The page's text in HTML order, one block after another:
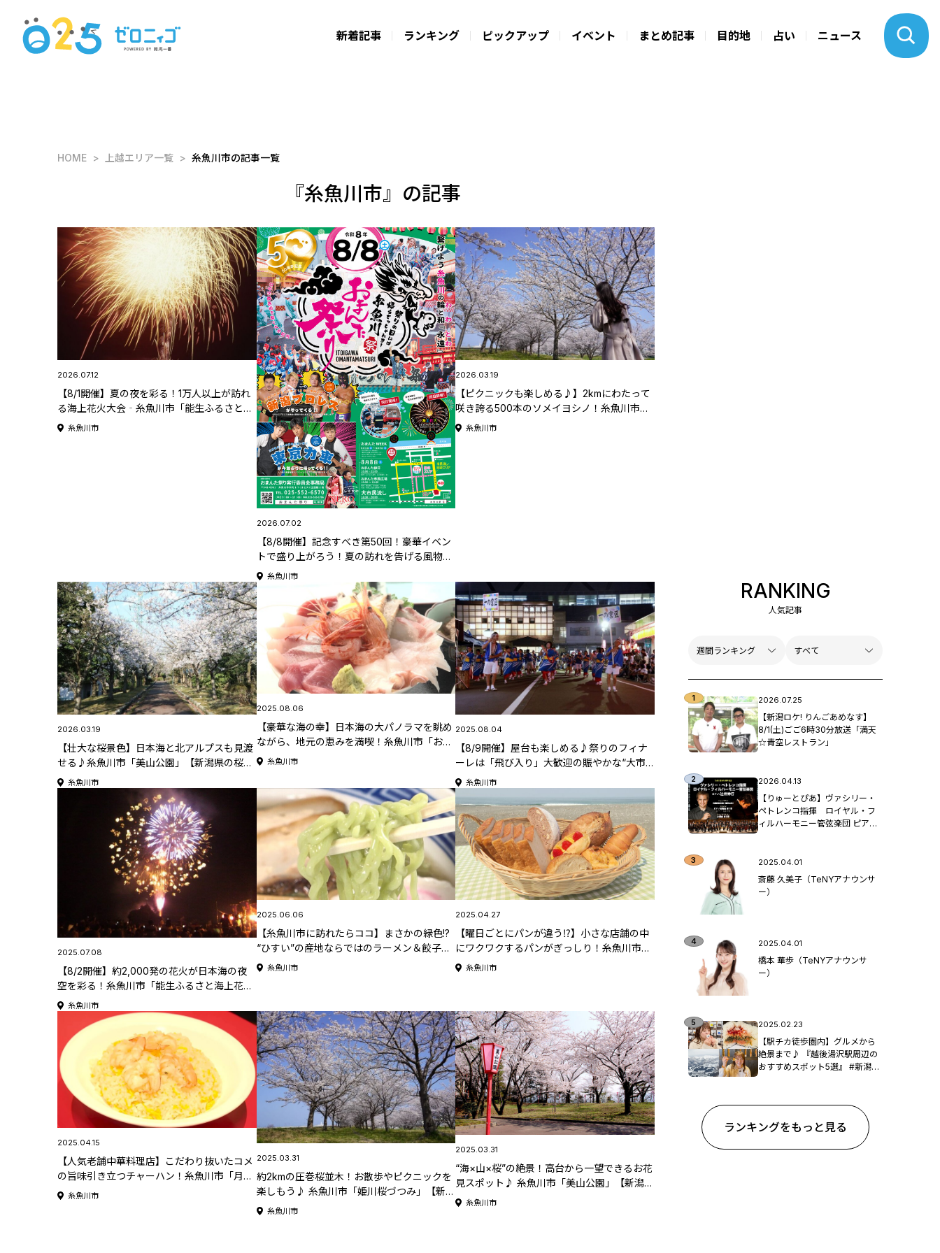
新着記事 ランキング ピックアップ イベント まとめ記事 目的地 占い ニュース
HOME 上越エリア一覧 糸魚川市の記事一覧
『糸魚川市』の記事
2026.07.12
【8/1開催】夏の夜を彩る！1万人以上が訪れ
る海上花火大会‐糸魚川市「能生ふるさと海
上花火大会」【新潟県の花火大会特集
糸魚川市
2026.07.02
【8/8開催】記念すべき第50回！豪華イベン
トで盛り上がろう！夏の訪れを告げる風物詩
「糸魚川おまんた祭り」【新潟県の祭り･花
火大会特集2026】
糸魚川市
2026.03.19
【ピクニックも楽しめる♪】2kmにわたって
咲き誇る500本のソメイヨシノ！糸魚川市
「姫川桜づつみ」【新潟県の桜名所･お花見
糸魚川市
2026.03.19
【壮大な桜景色】日本海と北アルプスも見渡
せる♪糸魚川市「美山公園」【新潟県の桜名
所･お花見スポット特集2026】
糸魚川市
2025.08.06
【豪華な海の幸】日本海の大パノラマを眺め
ながら、地元の恵みを満喫！糸魚川市「お食
事処 漁火」
糸魚川市
2025.08.04
【8/9開催】屋台も楽しめる♪祭りのフィナ
ーレは「飛び入り」大歓迎の賑やかな“大市
民流し”！「糸魚川おまんた祭り」【新潟県
の夏祭り特集2025】
糸魚川市
2025.07.08
【8/2開催】約2,000発の花火が日本海の夜
空を彩る！糸魚川市「能生ふるさと海上花火
大会」【新潟県の花火大会特集2025】
糸魚川市
2025.06.06
【糸魚川市に訪れたらココ】まさかの緑色!?
“ひすい”の産地ならではのラーメン＆餃子！
糸魚川市「麺家なりた」
糸魚川市
2025.04.27
【曜日ごとにパンが違う⁉】小さな店舗の中
にワクワクするパンがぎっしり！糸魚川市
「小さなパン屋 atelier hasamu」
糸魚川市
2025.04.15
【人気老舗中華料理店】こだわり抜いたコメ
の旨味引き立つチャーハン！糸魚川市「月徳
飯店」
糸魚川市
2025.03.31
約2kmの圧巻桜並木！お散歩やピクニックを
楽しもう♪ 糸魚川市「姫川桜づつみ」【新潟
県の桜名所･お花見スポット特集2025】
糸魚川市
2025.03.31
“海×山×桜”の絶景！高台から一望できるお花
見スポット♪ 糸魚川市「美山公園」【新潟県
の桜名所･お花見スポット特集2025】
糸魚川市
RANKING
人気記事
2026.07.25
【新潟ロケ! りんごあめなす】
8/1(土)ごご6時30分放送「満天
☆青空レストラン」
2026.04.13
【りゅーとぴあ】ヴァシリー・
ペトレンコ指揮 ロイヤル・フ
ィルハーモニー管弦楽団 ピア
2025.04.01
斎藤 久美子（TeNYアナウンサ
ー）
2025.04.01
橋本 華歩（TeNYアナウンサ
ー）
2025.02.23
【駅チカ徒歩圏内】グルメから
絶景まで♪ 『越後湯沢駅周辺の
おすすめスポット5選』 #新潟観
ランキングをもっと見る